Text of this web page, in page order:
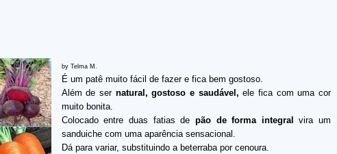
by Telma M.
É um patê muito fácil de fazer e fica bem gostoso.
Além de ser natural, gostoso e saudável, ele fica com uma cor
muito bonita.
Colocado entre duas fatias de pão de forma integral
vira um
sanduiche com uma aparência sensacional.
Dá para variar, substituindo a beterraba por cenoura.